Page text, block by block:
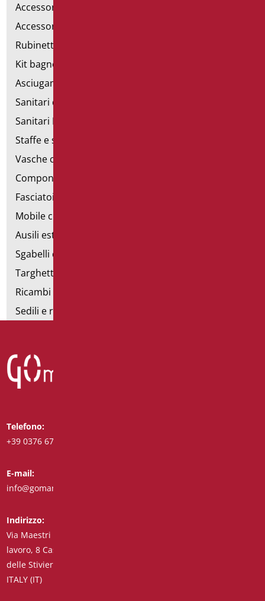
Accessori per WC
Accessori bagno
Rubinetteria
Kit bagno a norma
Asciugamani elettrici
Sanitari d'emergenza
Sanitari Inox
Staffe e sostegni per cartongesso
Vasche con sportello
Componibili corrimano
Fasciatoi
Mobile con poltrona
Ausili estraibili
Sgabelli doccia
Targhette bagno
Ricambi e minuteria
Sedili e rialzi WC
Telefono:
+39 0376 671780
E-mail:
info@goman.it
Indirizzo:
Via Maestri del
lavoro, 8 Castiglione
delle Stiviere 46043
ITALY (IT)